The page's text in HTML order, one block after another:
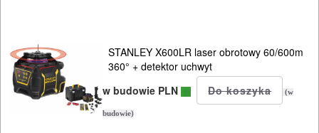
NARZĘDZIA
INSTALACYJNE,
PALNIKI
PNEUMATYCZNE
STANLEY X600LR laser obrotowy 60/600m
360° + detektor uchwyt
w budowie PLN
(w
budowie)